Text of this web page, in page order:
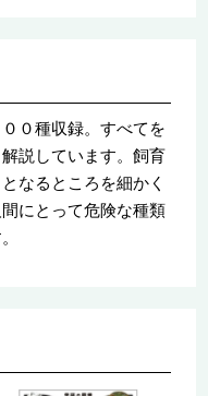
０種収録。すべてを
説しています。飼育
なるところを細かく
にとって危険な種類